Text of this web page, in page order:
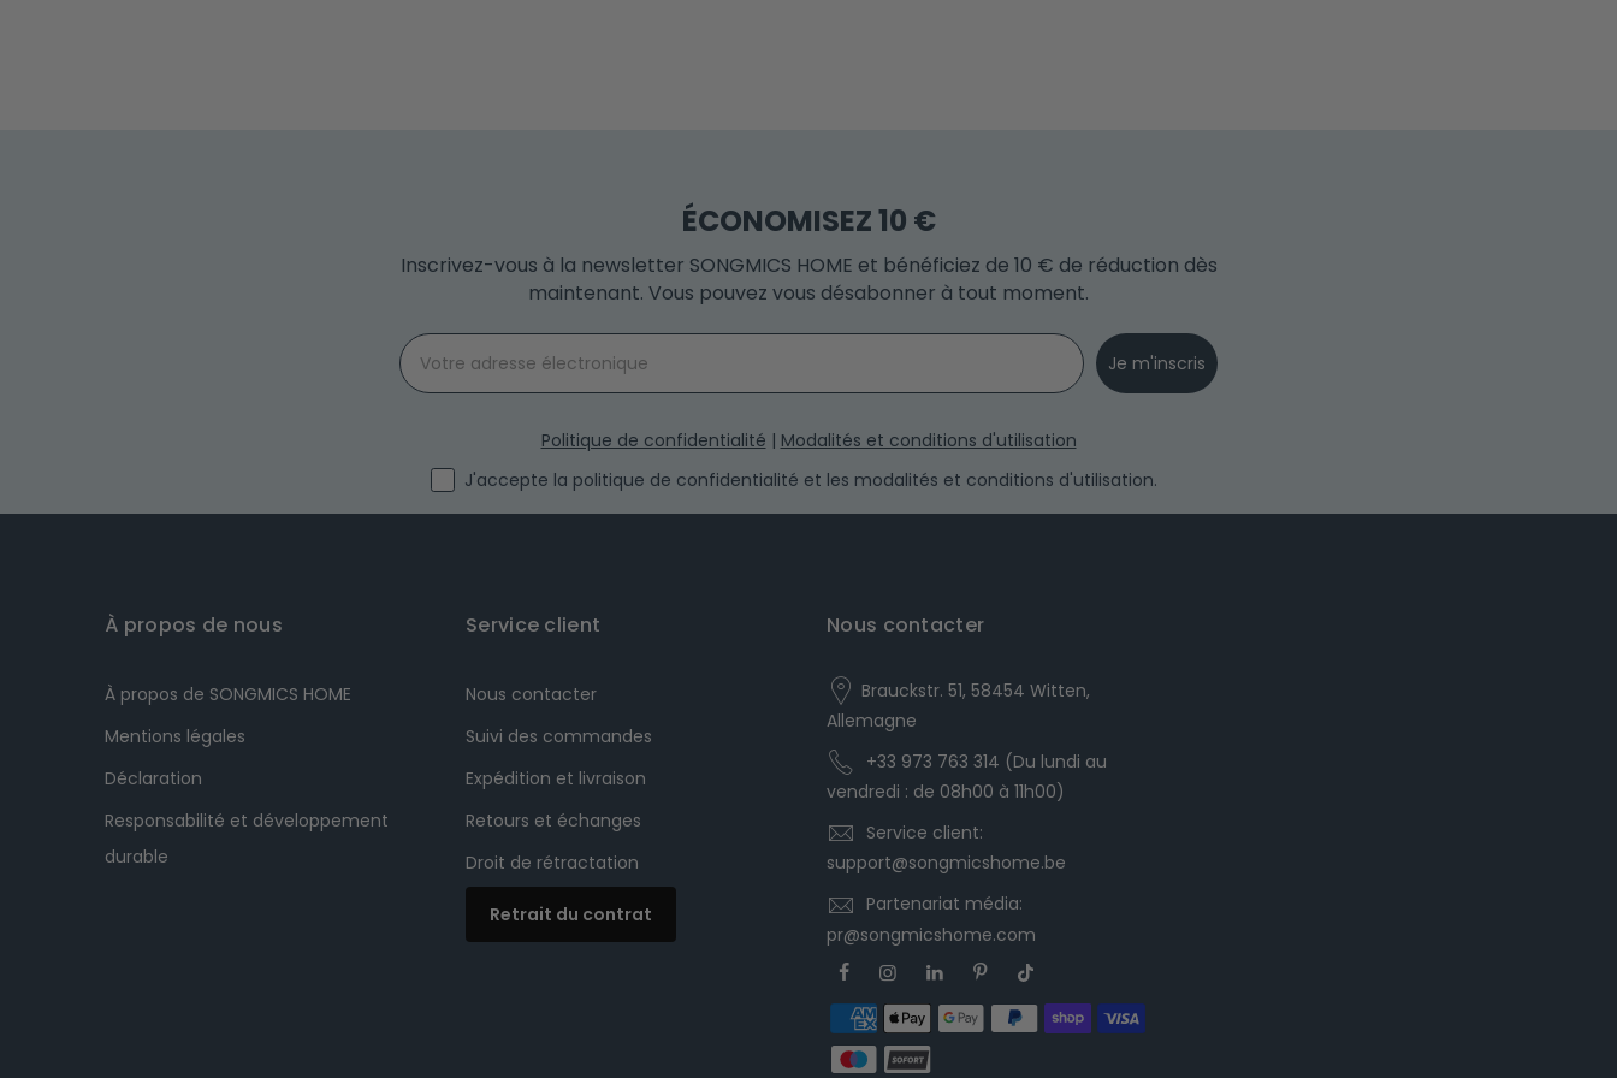
ÉCONOMISEZ 10 €
Inscrivez-vous à la newsletter SONGMICS HOME et bénéficiez de 10 € de réduction dès
maintenant. Vous pouvez vous désabonner à tout moment.
Email
Je m'inscris
Politique de confidentialité | Modalités et conditions d'utilisation
I agree with the privacy policy and the terms and conditions.
J'accepte la politique de confidentialité et les modalités et conditions d'utilisation.
À propos de nous
À propos de SONGMICS HOME
Mentions légales
Déclaration
Responsabilité et développement
durable
Service client
Nous contacter
Suivi des commandes
Expédition et livraison
Retours et échanges
Droit de rétractation
Retrait du contrat
Nous contacter
Brauckstr. 51, 58454 Witten,
Allemagne
+33 973 763 314 (Du lundi au
vendredi : de 08h00 à 11h00)
Service client:
support@songmicshome.be
Partenariat média:
pr@songmicshome.com